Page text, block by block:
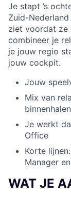
Je stapt ’s
Zuid-
ziet voordat ze
combineer je
je jouw regio
jouw cockpit.
Jouw
Mix van
binnenhalen
Je werkt
Office
Korte
Manager
WAT JE